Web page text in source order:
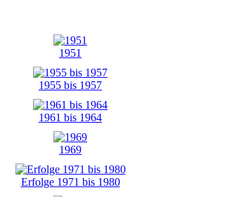
1951
1955 bis 1957
1961 bis 1964
1969
Erfolge 1971 bis 1980